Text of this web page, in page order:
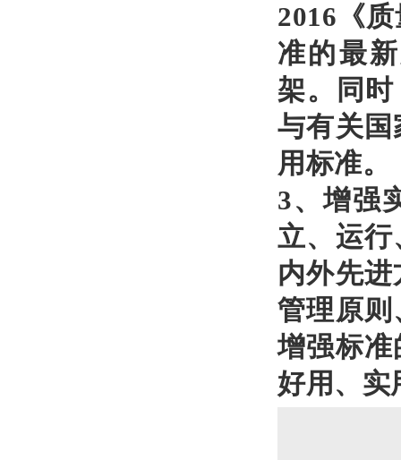
2016《
准的最
架。同
与有关
用标准。
3、增强
立、运
内外先
管理原
增强标
好用、实